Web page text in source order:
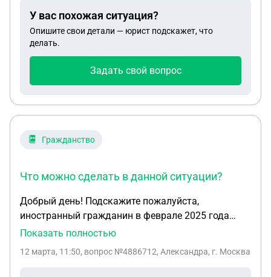
У вас похожая ситуация?
Опишите свои детали — юрист подскажет, что
делать.
Задать свой вопрос
Гражданство
Что можно сделать в данной ситуации?
Добрый день! Подскажите пожалуйста,
иностранный гражданин в феврале 2025 года
получил вид на жительство РФ. В миграционной
ВНЖ, так как человек работает неофициально, но
Показать полностью
12 марта, 11:50, вопрос №4886712, Александра, г. Москва